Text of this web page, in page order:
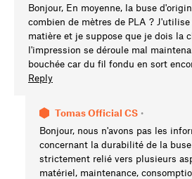
Bonjour, En moyenne, la buse
combien de mètres de PLA ?
matière et je suppose que je dois la
l'impression se déroule mal
bouchée car du fil fondu en sort
Reply
Tomas Official CS •
Bonjour, nous n'avons pas les
concernant la durabilité de la
strictement relié vers plusieurs
matériel, maintenance,